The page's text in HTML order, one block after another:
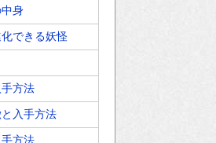
身
できる妖怪
方法
入手方法
方法